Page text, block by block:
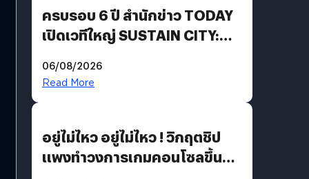
ครบรอบ 6 ปี สำนักข่าว TODAY
เปิดเวทีใหญ่ SUSTAIN CITY:
แนวทางปรับตัวสู่เศรษฐกิจสี
06/08/2026
Read More
อยู่ไม่ไหว อยู่ไม่ไหว ! วิกฤตชิป
แพงทำวงการเกมคอนโซลขึ้น